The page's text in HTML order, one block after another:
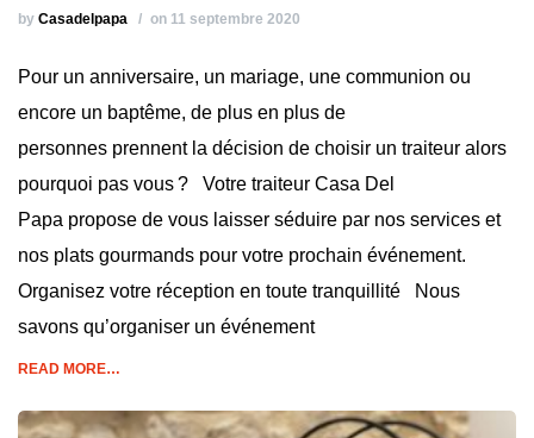
by Casadelpapa on 11 septembre 2020
Pour un anniversaire, un mariage, une communion ou
encore un baptême, de plus en plus de
personnes prennent la décision de choisir un traiteur alors
pourquoi pas vous ? Votre traiteur Casa Del
Papa propose de vous laisser séduire par nos services et
nos plats gourmands pour votre prochain événement.
Organisez votre réception en toute tranquillité Nous
savons qu’organiser un événement
READ MORE…